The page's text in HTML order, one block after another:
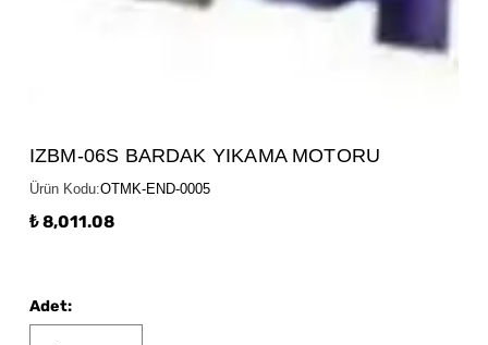
IZBM-06S BARDAK YIKAMA MOTORU
Ürün Kodu:OTMK-END-0005
₺ 8,011.08
Adet: